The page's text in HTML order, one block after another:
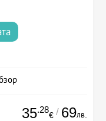
35.28
€ / 69лв.